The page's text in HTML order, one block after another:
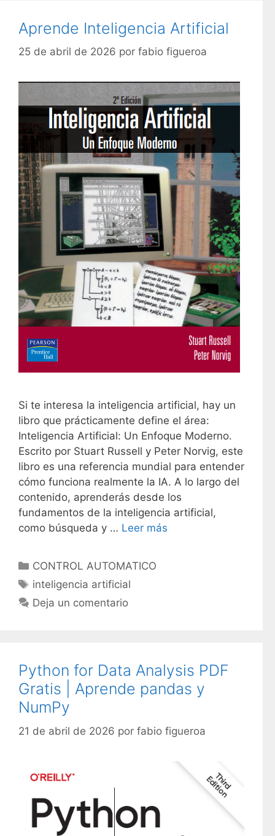
í
s
t
a
Aprende Inteligencia Artificial
25 de abril de 2026 por fabio figueroa
Si te interesa la inteligencia artificial, hay un
libro que prácticamente define el área:
Inteligencia Artificial: Un Enfoque Moderno.
Escrito por Stuart Russell y Peter Norvig, este
libro es una referencia mundial para entender
cómo funciona realmente la IA. A lo largo del
contenido, aprenderás desde los
fundamentos de la inteligencia artificial,
como búsqueda y … Leer más
C
a
e
í
a
s
CONTROL AUTOMATICO
E
t
t
a
s
inteligencia artificial
Deja un comentario
Python for Data Analysis PDF
Gratis | Aprende pandas y
NumPy
21 de abril de 2026 por fabio figueroa